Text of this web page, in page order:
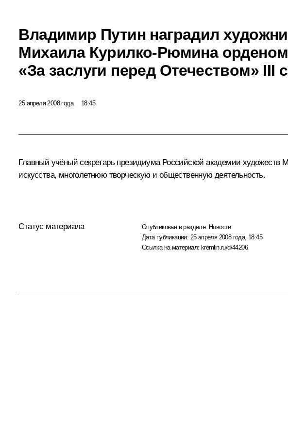
Владимир Путин наградил
Михаила Курилко-Рюмина орденом
«За заслуги перед Отечеством» III
25 апреля 2008 года 18:45
Главный учёный секретарь президиума Российской академии художеств
искусства, многолетнюю творческую и общественную деятельность.
Статус материала Опубликован в разделе: Новости
Дата публикации: 25 апреля 2008 года, 18:45
Ссылка на материал: kremlin.ru/d/44206